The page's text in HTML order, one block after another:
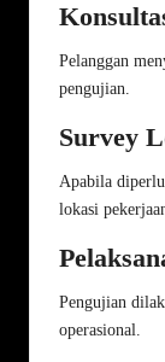
Pelanggan
pengujian.
Survey
Apabila
lokasi
Pengujian
operasional.